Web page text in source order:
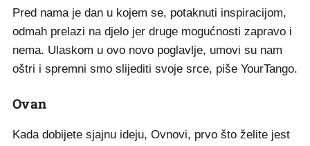
Pred nama je dan u kojem se, potaknuti inspiracijom,
odmah prelazi na djelo jer druge mogućnosti zapravo i
nema. Ulaskom u ovo novo poglavlje, umovi su nam
oštri i spremni smo slijediti svoje srce, piše YourTango.
Ovan
Kada dobijete sjajnu ideju, Ovnovi, prvo što želite jest